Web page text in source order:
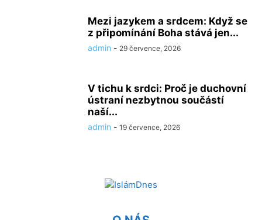
Mezi jazykem a srdcem: Když se
z připomínání Boha stává jen...
admin - 29 července, 2026
V tichu k srdci: Proč je duchovní
ústraní nezbytnou součástí
naší...
admin - 19 července, 2026